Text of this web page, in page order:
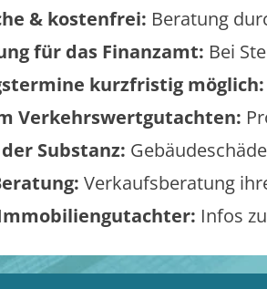
& kostenfrei: Beratung
für das Finanzamt: Bei
kurzfristig möglich:
Verkehrswertgutachten:
Substanz:
Verkaufsberatung
Infos